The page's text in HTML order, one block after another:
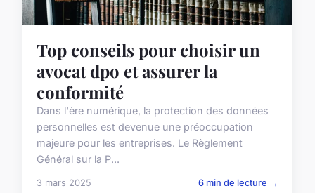
Top conseils pour choisir un
avocat dpo et assurer la
conformité
Dans l'ère numérique, la protection des données
personnelles est devenue une préoccupation
majeure pour les entreprises. Le Règlement
Général sur la P...
3 mars 2025 6 min de lecture →